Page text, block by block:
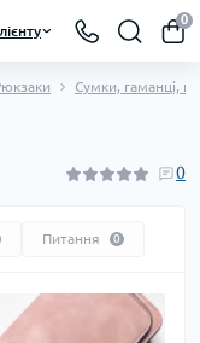
0
Сумки, гаманці,
0
Питання 0